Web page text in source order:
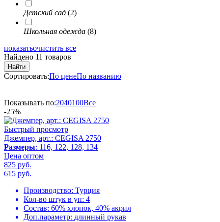
Детский сад (2)
Школьная одежда (8)
показатьочистить все
Найдено 11 товаров
Найти
Сортировать:По ценеПо названию
Показывать по:2040100Все
-25%
Быстрый просмотр
Джемпер, арт.: CEGISA 2750
Размеры: 116, 122, 128, 134
Цена оптом
825 руб.
615 руб.
Производство: Турция
Кол-во штук в уп: 4
Состав: 60% хлопок, 40% акрил
Доп.параметр: длинный рукав